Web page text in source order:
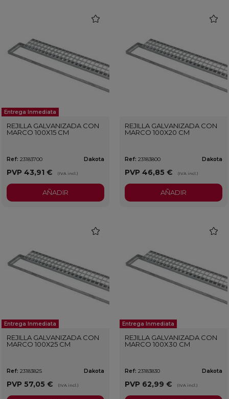
Entrega Inmediata
REJILLA GALVANIZADA CON
MARCO 100X15 CM
Ref: 23183700 Dakota
PVP 43,91 € (IVA incl.)
AÑADIR
REJILLA GALVANIZADA CON
MARCO 100X20 CM
Ref: 23183800 Dakota
PVP 46,85 € (IVA incl.)
AÑADIR
Entrega Inmediata
REJILLA GALVANIZADA CON
MARCO 100X25 CM
Ref: 23183825 Dakota
PVP 57,05 € (IVA incl.)
Entrega Inmediata
REJILLA GALVANIZADA CON
MARCO 100X30 CM
Ref: 23183830 Dakota
PVP 62,99 € (IVA incl.)